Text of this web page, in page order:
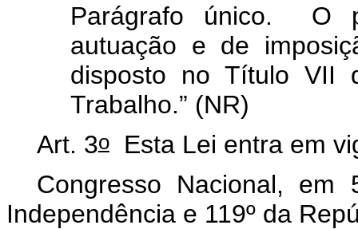
Parágrafo único. O
autuação e de
disposto no Título VII
Trabalho.” (NR)
Art. 3oEsta Lei entra em
Congresso Nacional,
Independência e 119º da